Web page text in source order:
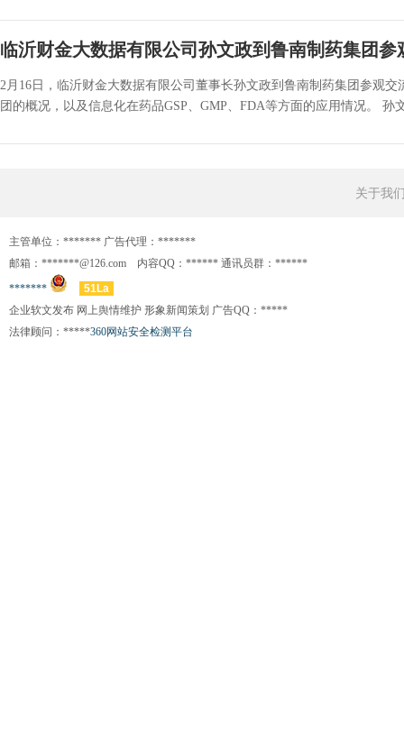
临沂财金大数据有限公司孙文政到鲁南制药集团参
2月16日，临沂财金大数据有限公司董事长孙文政到鲁南制药集团参观
团的概况，以及信息化在药品GSP、GMP、FDA等方面的应用情况。 孙
关于我
主管单位：******* 广告代理：*******
邮箱：*******@126.com 内容QQ：****** 通讯员群：******
*******
51La
企业软文发布 网上舆情维护 形象新闻策划 广告QQ：*****
法律顾问：*****360网站安全检测平台